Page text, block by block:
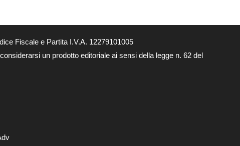
Fiscale e Partita I.V.A. 12279101005
un prodotto editoriale ai sensi della legge n. 62 del